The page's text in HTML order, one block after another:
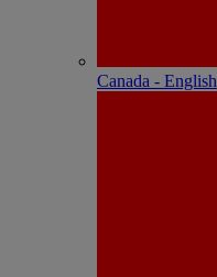
Canada - English